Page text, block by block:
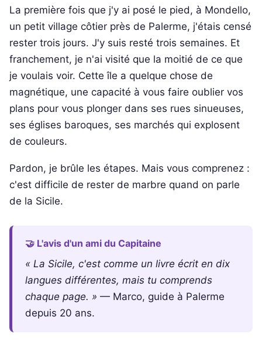
La première fois que j'y ai posé le pied, à Mondello,
un petit village côtier près de Palerme, j'étais censé
rester trois jours. J'y suis resté trois semaines. Et
franchement, je n'ai visité que la moitié de ce que
je voulais voir. Cette île a quelque chose de
magnétique, une capacité à vous faire oublier vos
plans pour vous plonger dans ses rues sinueuses,
ses églises baroques, ses marchés qui explosent
de couleurs.
Pardon, je brûle les étapes. Mais vous comprenez :
c'est difficile de rester de marbre quand on parle
de la Sicile.
🤝 L'avis d'un ami du Capitaine
« La Sicile, c'est comme un livre écrit en dix
langues différentes, mais tu comprends
chaque page. » — Marco, guide à Palerme
depuis 20 ans.